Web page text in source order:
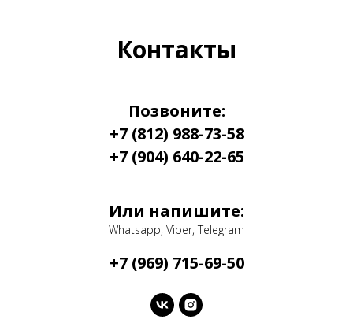
Контакты
Позвоните:
+7 (812) 988-73-58
+7 (904) 640-22-65
Или напишите:
Whatsapp, Viber, Telegram
+7 (969) 715-69-50